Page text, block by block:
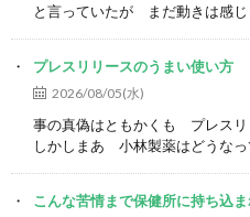
と言っていたが まだ動きは感じ
プレスリリースのうまい使い方
2026/08/05(水)
事の真偽はともかくも プレスリ
しかしまあ 小林製薬はどうな
こんな苦情まで保健所に持ち込